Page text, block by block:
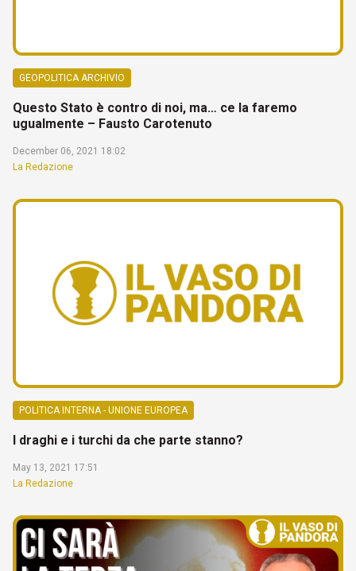
GEOPOLITICA ARCHIVIO
Questo Stato è contro di noi, ma… ce la faremo
ugualmente – Fausto Carotenuto
December 06, 2021 18:02
La Redazione
POLITICA INTERNA - UNIONE EUROPEA
I draghi e i turchi da che parte stanno?
May 13, 2021 17:51
La Redazione